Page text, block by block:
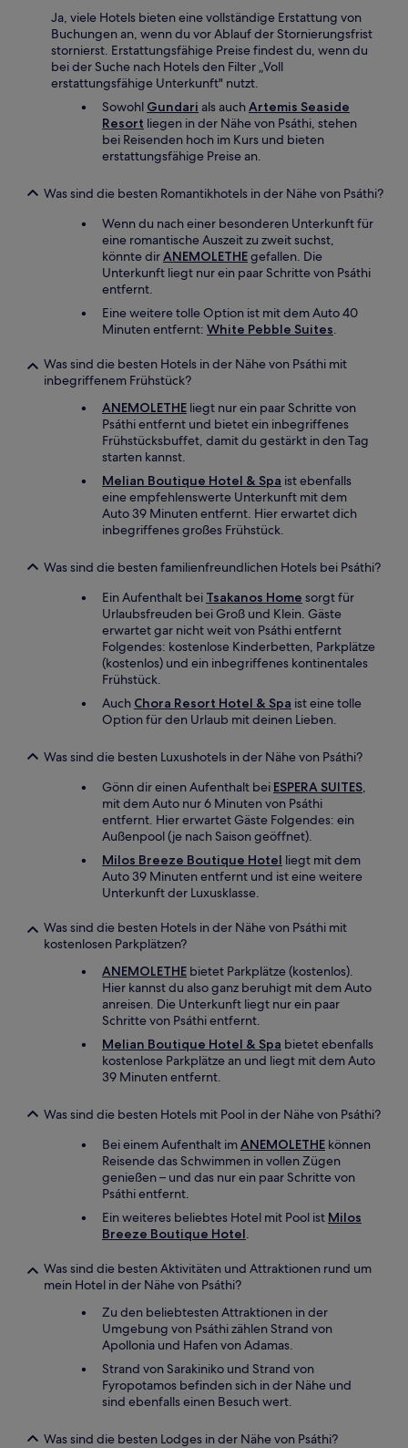
Ja, viele Hotels bieten eine vollständige Erstattung von
Buchungen an, wenn du vor Ablauf der Stornierungsfrist
stornierst. Erstattungsfähige Preise findest du, wenn du
bei der Suche nach Hotels den Filter „Voll
erstattungsfähige Unterkunft" nutzt.
Sowohl Gundari als auchArtemis Seaside
Resort liegen in der Nähe von Psáthi, stehen
bei Reisenden hoch im Kurs und bieten
erstattungsfähige Preise an.
Was sind die besten Romantikhotels in der Nähe von Psáthi?
Wenn du nach einer besonderen Unterkunft für
eine romantische Auszeit zu zweit suchst,
könnte dirANEMOLETHEgefallen. Die
Unterkunft liegt nur ein paar Schritte von Psáthi
entfernt.
Eine weitere tolle Option ist mit dem Auto 40
Minuten entfernt: White Pebble Suites.
Was sind die besten Hotels in der Nähe von Psáthi mit
inbegriffenem Frühstück?
ANEMOLETHE liegt nur ein paar Schritte von
Psáthi entfernt und bietet ein inbegriffenes
Frühstücksbuffet, damit du gestärkt in den Tag
starten kannst.
Melian Boutique Hotel & Spa ist ebenfalls
eine empfehlenswerte Unterkunft mit dem
Auto 39 Minuten entfernt. Hier erwartet dich
inbegriffenes großes Frühstück.
Was sind die besten familienfreundlichen Hotels bei Psáthi?
Ein Aufenthalt bei Tsakanos Home sorgt für
Urlaubsfreuden bei Groß und Klein. Gäste
erwartet gar nicht weit von Psáthi entfernt
Folgendes: kostenlose Kinderbetten, Parkplätze
(kostenlos) und ein inbegriffenes kontinentales
Frühstück.
Auch Chora Resort Hotel & Spa ist eine tolle
Option für den Urlaub mit deinen Lieben.
Was sind die besten Luxushotels in der Nähe von Psáthi?
Gönn dir einen Aufenthalt bei ESPERA SUITES,
mit dem Auto nur 6 Minuten von Psáthi
entfernt. Hier erwartet Gäste Folgendes: ein
Außenpool (je nach Saison geöffnet).
Milos Breeze Boutique Hotel liegt mit dem
Auto 39 Minuten entfernt und ist eine weitere
Unterkunft der Luxusklasse.
Was sind die besten Hotels in der Nähe von Psáthi mit
kostenlosen Parkplätzen?
ANEMOLETHE bietet Parkplätze (kostenlos).
Hier kannst du also ganz beruhigt mit dem Auto
anreisen. Die Unterkunft liegt nur ein paar
Schritte von Psáthi entfernt.
Melian Boutique Hotel & Spa bietet ebenfalls
kostenlose Parkplätze an und liegt mit dem Auto
39 Minuten entfernt.
Was sind die besten Hotels mit Pool in der Nähe von Psáthi?
Bei einem Aufenthalt imANEMOLETHE können
Reisende das Schwimmen in vollen Zügen
genießen – und das nur ein paar Schritte von
Psáthi entfernt.
Ein weiteres beliebtes Hotel mit Pool ist Milos
Breeze Boutique Hotel.
Was sind die besten Aktivitäten und Attraktionen rund um
mein Hotel in der Nähe von Psáthi?
Zu den beliebtesten Attraktionen in der
Umgebung von Psáthi zählen Strand von
Apollonia und Hafen von Adamas.
Strand von Sarakiniko und Strand von
Fyropotamos befinden sich in der Nähe und
sind ebenfalls einen Besuch wert.
Was sind die besten Lodges in der Nähe von Psáthi?